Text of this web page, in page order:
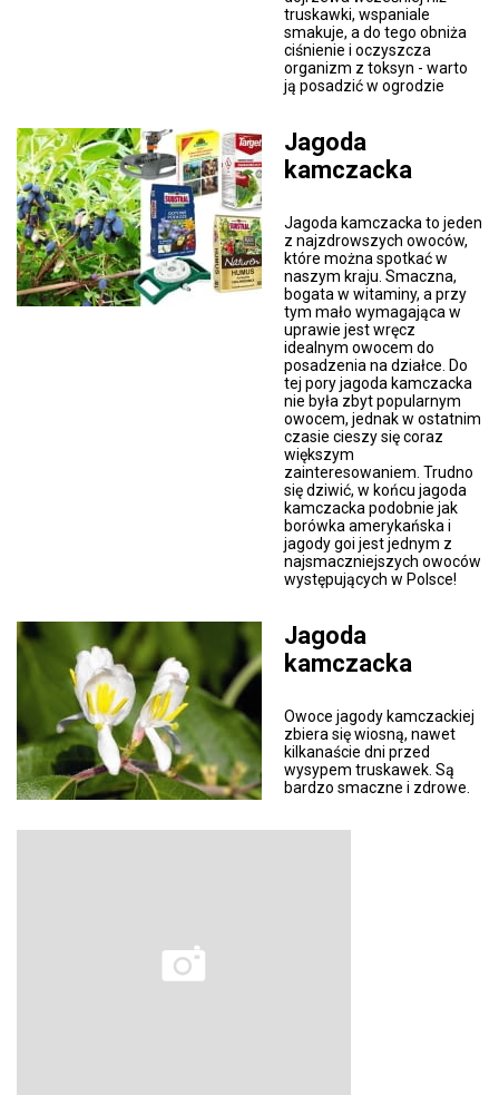
truskawki, wspaniale
smakuje, a do tego obniża
ciśnienie i oczyszcza
organizm z toksyn - warto
ją posadzić w ogrodzie
Jagoda
kamczacka
Jagoda kamczacka to jeden
z najzdrowszych owoców,
które można spotkać w
naszym kraju. Smaczna,
bogata w witaminy, a przy
tym mało wymagająca w
uprawie jest wręcz
idealnym owocem do
posadzenia na działce. Do
tej pory jagoda kamczacka
nie była zbyt popularnym
owocem, jednak w ostatnim
czasie cieszy się coraz
większym
zainteresowaniem. Trudno
się dziwić, w końcu jagoda
kamczacka podobnie jak
borówka amerykańska i
jagody goi jest jednym z
najsmaczniejszych owoców
występujących w Polsce!
Jagoda
kamczacka
Owoce jagody kamczackiej
zbiera się wiosną, nawet
kilkanaście dni przed
wysypem truskawek. Są
bardzo smaczne i zdrowe.